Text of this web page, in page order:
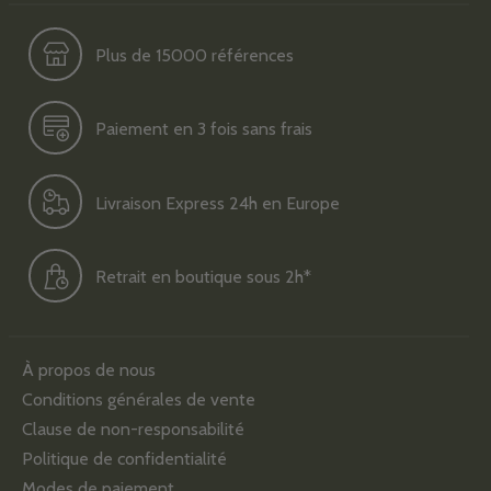
Plus de 15000 références
Paiement en 3 fois sans frais
Livraison Express 24h en Europe
Retrait en boutique sous 2h*
À propos de nous
Conditions générales de vente
Clause de non-responsabilité
Politique de confidentialité